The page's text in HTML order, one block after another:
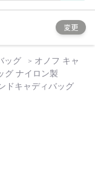
変更
ッグ
オノフ キャ
グ ナイロン製
ドキャディバッグ